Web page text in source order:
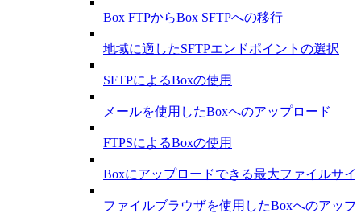
Box FTPからBox SFTPへの移行
地域に適したSFTPエンドポイントの選択
SFTPによるBoxの使用
メールを使用したBoxへのアップロード
FTPSによるBoxの使用
Boxにアップロードできる最大ファイルサイ
ファイルブラウザを使用したBoxへのアップ